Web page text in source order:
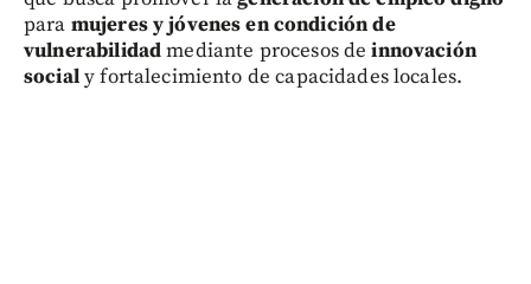
para mujeres y jóvenes en condición de
vulnerabilidadmediante procesos deinnovación
socialy fortalecimiento de capacidades locales.